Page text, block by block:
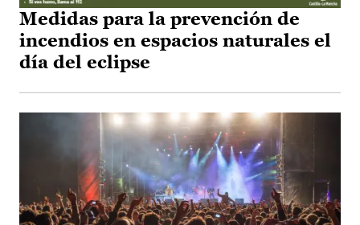
Medidas para la prevención de
incendios en espacios naturales el
día del eclipse